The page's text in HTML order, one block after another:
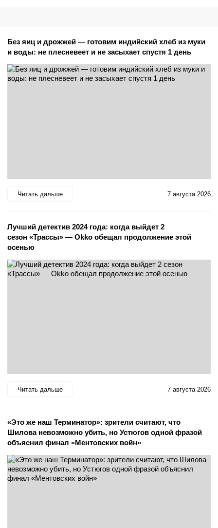
Без яиц и дрожжей — готовим индийский хлеб из муки
и воды: не плесневеет и не засыхает спустя 1 день
Читать дальше 7 августа 2026
Лучший детектив 2024 года: когда выйдет 2
сезон «Трассы» — Okko обещал продолжение этой
осенью
Читать дальше 7 августа 2026
«Это же наш Терминатор»: зрители считают, что
Шилова невозможно убить, но Устюгов одной фразой
объяснил финал «Ментовских войн»